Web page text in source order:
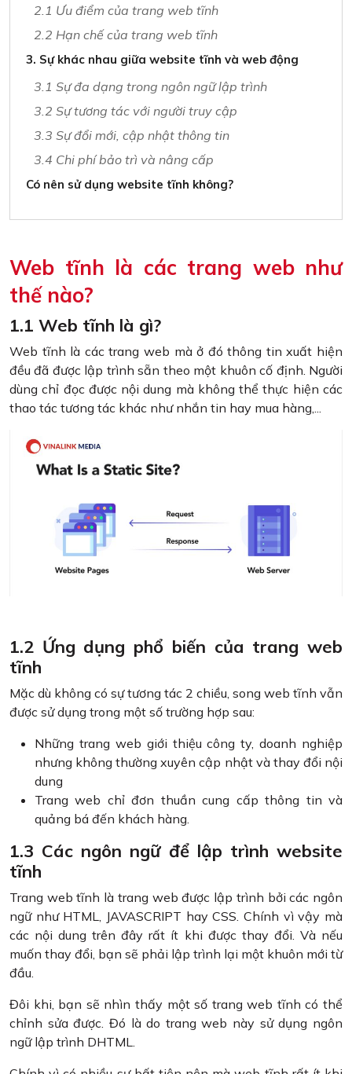
2.1 Ưu điểm của trang web tĩnh
2.2 Hạn chế của trang web tĩnh
3. Sự khác nhau giữa website tĩnh và web động
3.1 Sự đa dạng trong ngôn ngữ lập trình
3.2 Sự tương tác với người truy cập
3.3 Sự đổi mới, cập nhật thông tin
3.4 Chi phí bảo trì và nâng cấp
Có nên sử dụng website tĩnh không?
Web tĩnh là các trang web như
thế nào?
1.1 Web tĩnh là gì?
Web tĩnh là các trang web mà ở đó thông tin xuất hiện
đều đã được lập trình sẵn theo một khuôn cố định. Người
dùng chỉ đọc được nội dung mà không thể thực hiện các
thao tác tương tác khác như nhắn tin hay mua hàng,...
1.2 Ứng dụng phổ biến của trang web
tĩnh
Mặc dù không có sự tương tác 2 chiều, song web tĩnh vẫn
được sử dụng trong một số trường hợp sau:
Những trang web giới thiệu công ty, doanh nghiệp
nhưng không thường xuyên cập nhật và thay đổi nội
dung
Trang web chỉ đơn thuần cung cấp thông tin và
quảng bá đến khách hàng.
1.3 Các ngôn ngữ để lập trình website
tĩnh
Trang web tĩnh là trang web được lập trình bởi các ngôn
ngữ như HTML, JAVASCRIPT hay CSS. Chính vì vậy mà
các nội dung trên đây rất ít khi được thay đổi. Và nếu
muốn thay đổi, bạn sẽ phải lập trình lại một khuôn mới từ
đầu.
Đôi khi, bạn sẽ nhìn thấy một số trang web tĩnh có thể
chỉnh sửa được. Đó là do trang web này sử dụng ngôn
ngữ lập trình DHTML.